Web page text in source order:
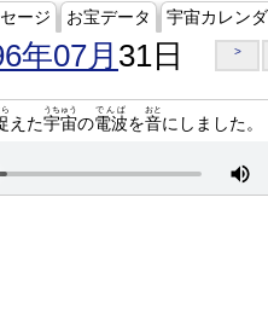
ージ お宝データ 宇宙カレン
年07月 31日 >
ら
えた宇宙
うちゅう
の電波
でんぱ
を音
おと
にしました。